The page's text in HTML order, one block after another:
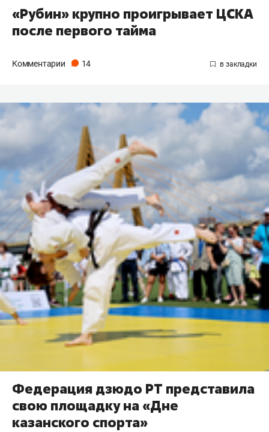
«Рубин» крупно проигрывает ЦСКА
после первого тайма
Комментарии 14
Федерация дзюдо РТ представила
свою площадку на «Дне
казанского спорта»